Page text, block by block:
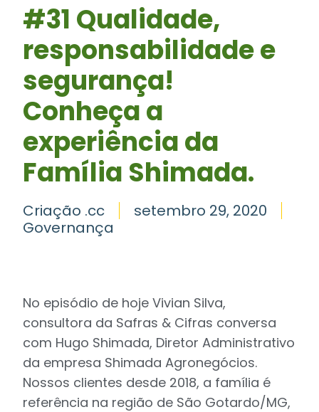
#31 Qualidade,
responsabilidade e
segurança!
Conheça a
experiência da
Família Shimada.
Criação .cc
setembro 29, 2020
Governança
No episódio de hoje Vivian Silva,
consultora da Safras & Cifras conversa
com Hugo Shimada, Diretor Administrativo
da empresa Shimada Agronegócios.
Nossos clientes desde 2018, a família é
referência na região de São Gotardo/MG,